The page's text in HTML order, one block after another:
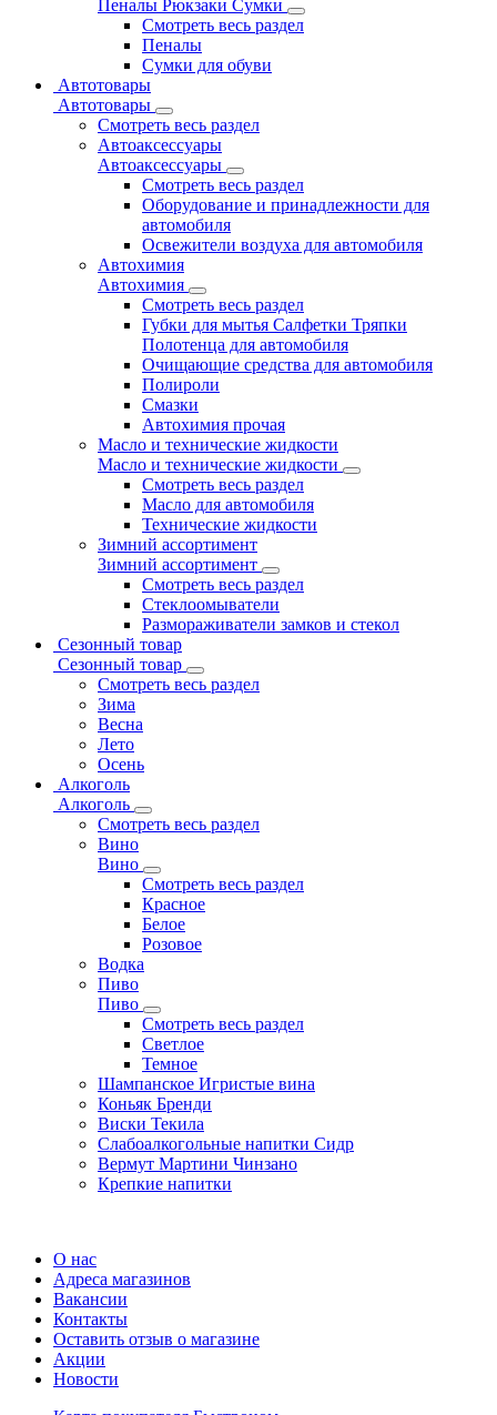
Пеналы Рюкзаки Сумки
Смотреть весь раздел
Пеналы
Сумки для обуви
Автотовары
Автотовары
Смотреть весь раздел
Автоаксессуары
Автоаксессуары
Смотреть весь раздел
Оборудование и принадлежности для
автомобиля
Освежители воздуха для автомобиля
Автохимия
Автохимия
Смотреть весь раздел
Губки для мытья Салфетки Тряпки
Полотенца для автомобиля
Очищающие средства для автомобиля
Полироли
Смазки
Автохимия прочая
Масло и технические жидкости
Масло и технические жидкости
Смотреть весь раздел
Масло для автомобиля
Технические жидкости
Зимний ассортимент
Зимний ассортимент
Смотреть весь раздел
Стеклоомыватели
Размораживатели замков и стекол
Сезонный товар
Сезонный товар
Смотреть весь раздел
Зима
Весна
Лето
Осень
Алкоголь
Алкоголь
Смотреть весь раздел
Вино
Вино
Смотреть весь раздел
Красное
Белое
Розовое
Водка
Пиво
Пиво
Смотреть весь раздел
Cветлое
Темное
Шампанское Игристые вина
Коньяк Бренди
Виски Текила
Слабоалкогольные напитки Сидр
Вермут Мартини Чинзано
Крепкие напитки
О нас
Адреса магазинов
Вакансии
Контакты
Оставить отзыв о магазине
Акции
Новости